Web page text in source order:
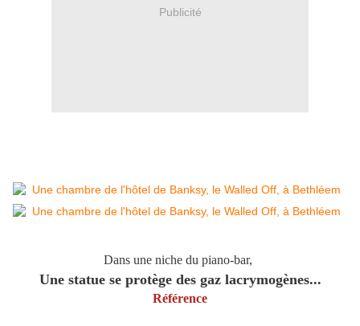
Publicité
Dans une niche du piano-bar,
Une statue se protège des gaz lacrymogènes...
Référence